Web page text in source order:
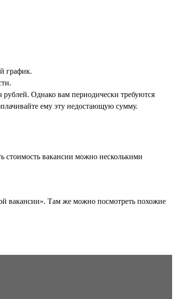
график.
Однако вам периодически требуются
ему эту недостающую сумму.
стоимость вакансии можно несколькими
вакансии». Там же можно посмотреть похожие